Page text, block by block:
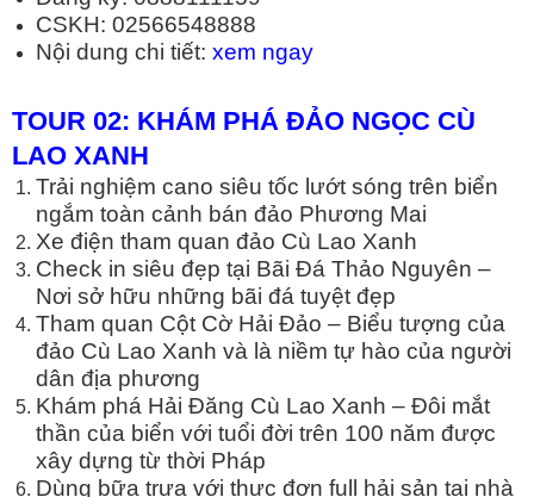
CSKH: 02566548888
Nội dung chi tiết: xem ngay
TOUR 02: KHÁM PHÁ ĐẢO NGỌC CÙ
LAO XANH
Trải nghiệm cano siêu tốc lướt sóng trên biển
ngắm toàn cảnh bán đảo Phương Mai
Xe điện tham quan đảo Cù Lao Xanh
Check in siêu đẹp tại Bãi Đá Thảo Nguyên –
Nơi sở hữu những bãi đá tuyệt đẹp
Tham quan Cột Cờ Hải Đảo – Biểu tượng của
đảo Cù Lao Xanh và là niềm tự hào của người
dân địa phương
Khám phá Hải Đăng Cù Lao Xanh – Đôi mắt
thần của biển với tuổi đời trên 100 năm được
xây dựng từ thời Pháp
Dùng bữa trưa với thực đơn full hải sản tại nhà